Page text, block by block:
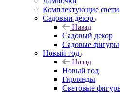
Комплектующие
Садовый декор
Назад
Садовый декор
Садовые фигуры
Новый год
Назад
Новый год
Гирлянды
Световые